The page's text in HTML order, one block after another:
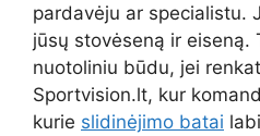
pardavėju ar specialistu.
jūsų stovėseną ir eiseną.
nuotoliniu būdu, jei
Sportvision.lt, kur
kurie slidinėjimo batai